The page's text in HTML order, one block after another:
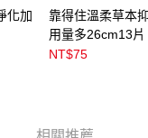
項蒐集、處理及利用，
核對及更正。
userRule
化加
靠得住溫柔草本
用量多26cm13片
NT$75